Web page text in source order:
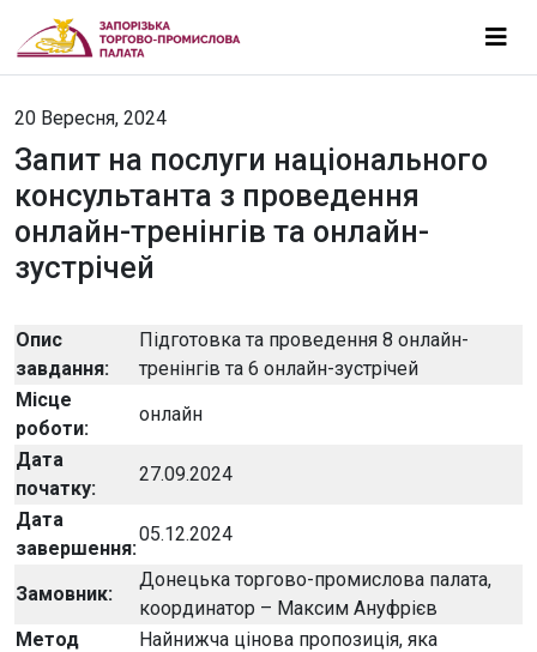
20 Вересня, 2024
Запит на послуги національного
консультанта з проведення
онлайн-тренінгів та онлайн-
зустрічей
Опис
завдання:
Підготовка та проведення 8 онлайн-
тренінгів та 6 онлайн-зустрічей
Місце
роботи:
онлайн
Дата
початку:
27.09.2024
Дата
завершення:
05.12.2024
Замовник:
Донецька торгово-промислова палата,
координатор – Максим Ануфрієв
Метод
Найнижча цінова пропозиція, яка